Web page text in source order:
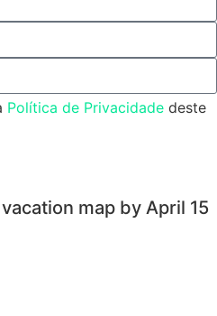
Política de Privacidade deste
map by April 15